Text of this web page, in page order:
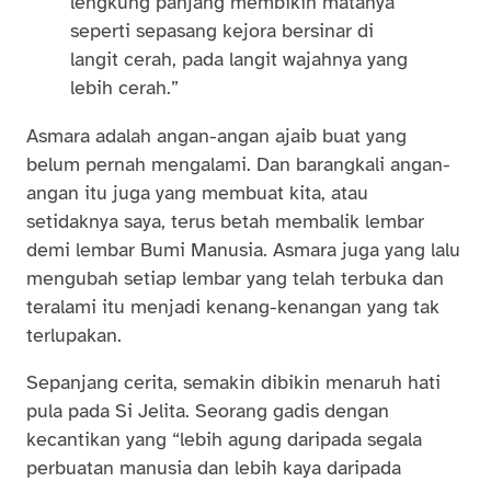
seperti sepasang kejora bersinar di
langit cerah, pada langit wajahnya yang
lebih cerah.”
Asmara adalah angan-angan ajaib buat yang
belum pernah mengalami. Dan barangkali angan-
angan itu juga yang membuat kita, atau
setidaknya saya, terus betah membalik lembar
demi lembar Bumi Manusia. Asmara juga yang lalu
mengubah setiap lembar yang telah terbuka dan
teralami itu menjadi kenang-kenangan yang tak
terlupakan.
Sepanjang cerita, semakin dibikin menaruh hati
pula pada Si Jelita. Seorang gadis dengan
kecantikan yang “lebih agung daripada segala
perbuatan manusia dan lebih kaya daripada